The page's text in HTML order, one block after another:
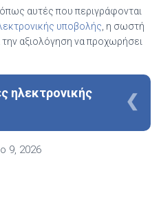
αυτές που περιγράφονται
υποβολής , η σωστή
αξιολόγηση να προχωρήσει
ηλεκτρονικής
9, 2026